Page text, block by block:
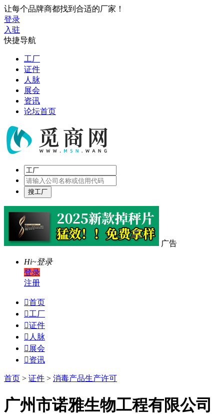
让每个品牌商都找到合适的厂家！
登录
入驻
快捷导航
工厂
证件
人脉
展会
资讯
论坛首页
广告
Hi~登录
登录
注册
首页
工厂
证件
 人脉
 展会
资讯
首页 > 证件 > 消毒产品生产许可
广州市诺雅生物工程有限公司